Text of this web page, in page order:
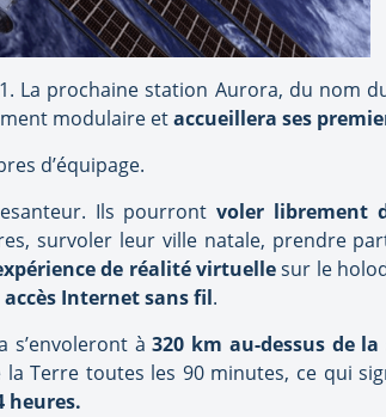
La prochaine station Aurora, du nom
modulaire etaccueillera ses
d’équipage.
Ils pourront voler librement
survoler leur ville natale, prendre
de réalité virtuellesur le
accès Internet sans fil.
s’envoleront à320 km au-dessus de
Terre toutes les 90 minutes, ce qui
heures.